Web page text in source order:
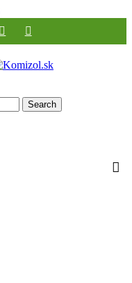
Search